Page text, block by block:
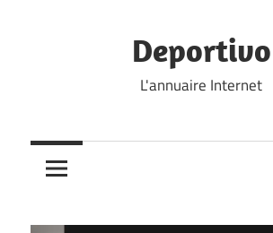
Deportivo
L'annuaire Internet